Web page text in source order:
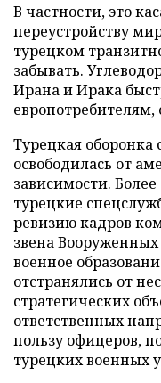
В частности, это
переустройству
турецком
забывать.
Ирана и Ирака
Турецкая
освободилась от
зависимости.
турецкие
ревизию кадров
звена
военное
отстранялись от
стратегических
ответственных
пользу офицеров,
турецких военных